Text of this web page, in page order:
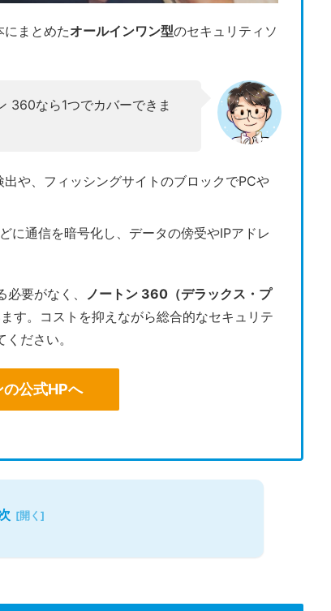
にまとめたオールインワン型のセキュリティソ
360なら1つでカバーできま
や、フィッシングサイトのブロックでPCや
に通信を暗号化し、データの傍受やIPアドレ
要がなく、 ノートン 360（デラックス・プ
す。コストを抑えながら総合的なセキュリテ
ださい。
の公式HPへ